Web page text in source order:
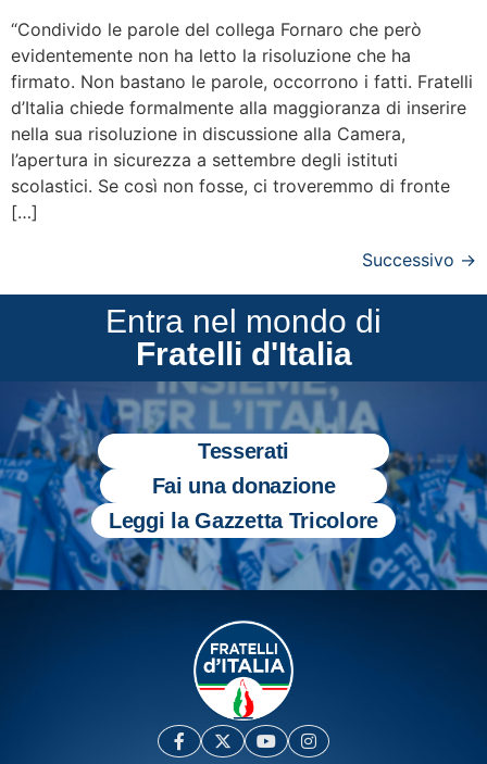
“Condivido le parole del collega Fornaro che però
evidentemente non ha letto la risoluzione che ha
firmato. Non bastano le parole, occorrono i fatti. Fratelli
d’Italia chiede formalmente alla maggioranza di inserire
nella sua risoluzione in discussione alla Camera,
l’apertura in sicurezza a settembre degli istituti
scolastici. Se così non fosse, ci troveremmo di fronte
[…]
Successivo →
Entra nel mondo di
Fratelli d'Italia
Tesserati
Fai una donazione
Leggi la Gazzetta Tricolore